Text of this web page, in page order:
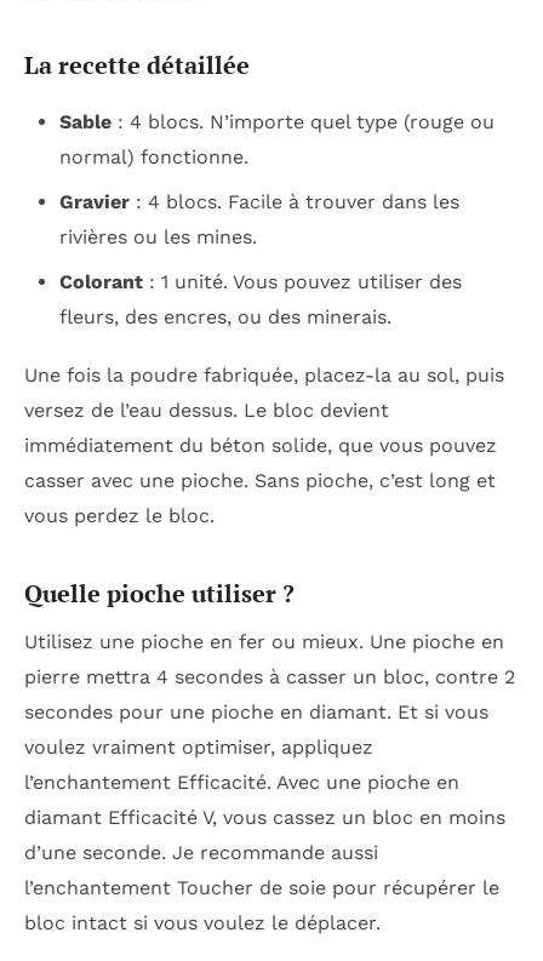
La recette détaillée
Sable: 4 blocs. N’importe quel type (rouge ou
normal) fonctionne.
Gravier: 4 blocs. Facile à trouver dans les
rivières ou les mines.
Colorant: 1 unité. Vous pouvez utiliser des
fleurs, des encres, ou des minerais.
Une fois la poudre fabriquée, placez-la au sol, puis
versez de l’eau dessus. Le bloc devient
immédiatement du béton solide, que vous pouvez
casser avec une pioche. Sans pioche, c’est long et
vous perdez le bloc.
Quelle pioche utiliser ?
Utilisez une pioche en fer ou mieux. Une pioche en
pierre mettra 4 secondes à casser un bloc, contre 2
secondes pour une pioche en diamant. Et si vous
voulez vraiment optimiser, appliquez
l’enchantement Efficacité. Avec une pioche en
diamant Efficacité V, vous cassez un bloc en moins
d’une seconde. Je recommande aussi
l’enchantement Toucher de soie pour récupérer le
bloc intact si vous voulez le déplacer.